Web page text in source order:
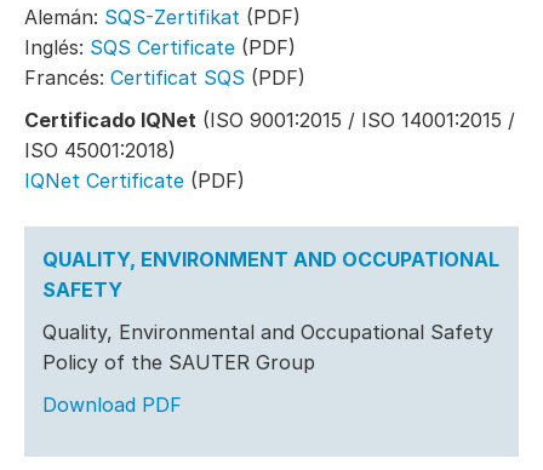
Alemán: SQS-Zertifikat (PDF)
Inglés: SQS Certificate (PDF)
Francés: Certificat SQS (PDF)
Certificado IQNet (ISO 9001:2015 / ISO 14001:2015 /
ISO 45001:2018)
IQNet Certificate (PDF)
QUALITY, ENVIRONMENT AND OCCUPATIONAL
SAFETY
Quality, Environmental and Occupational Safety
Policy of the SAUTER Group
Download PDF